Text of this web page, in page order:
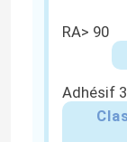
Lumière
Sous la
RA> 90
Adhésif